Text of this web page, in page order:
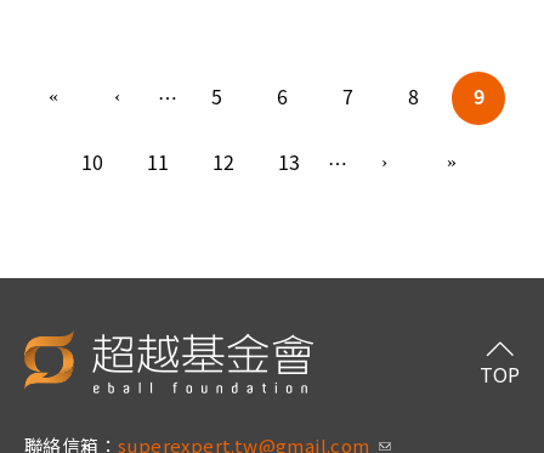
… 5 6 7 8 9
10 11 12 13 …
聯絡信箱： superexpert.tw@gmail.com (link sends e-m
TOP